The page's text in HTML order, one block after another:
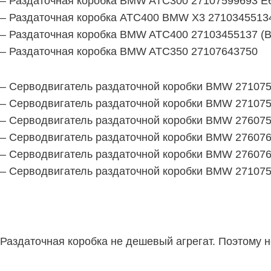
– Раздаточная коробка АТС400 BMW X3
– Раздаточная коробка BMW ATC400 27103455137
– Раздаточная коробка BMW ATC350 27107643750
– Серводвигатель раздаточной коробки BMW
– Серводвигатель раздаточной коробки BMW
– Серводвигатель раздаточной коробки BMW
– Серводвигатель раздаточной коробки BMW
– Серводвигатель раздаточной коробки BMW
– Серводвигатель раздаточной коробки BMW
Раздаточная коробка не дешевый агрегат. Поэтому